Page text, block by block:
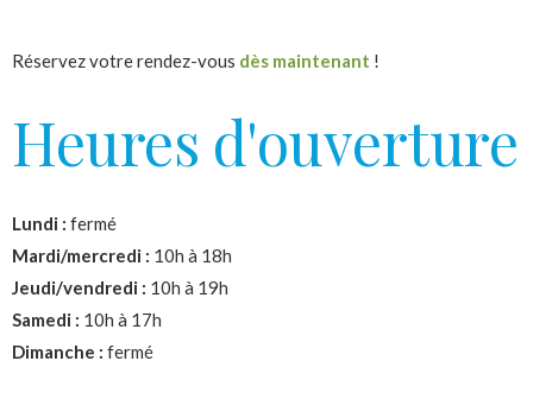
Réservez votre rendez-vous dès maintenant !
Heures d'ouverture
Lundi : fermé
Mardi/mercredi : 10h à 18h
Jeudi/vendredi : 10h à 19h
Samedi : 10h à 17h
Dimanche : fermé